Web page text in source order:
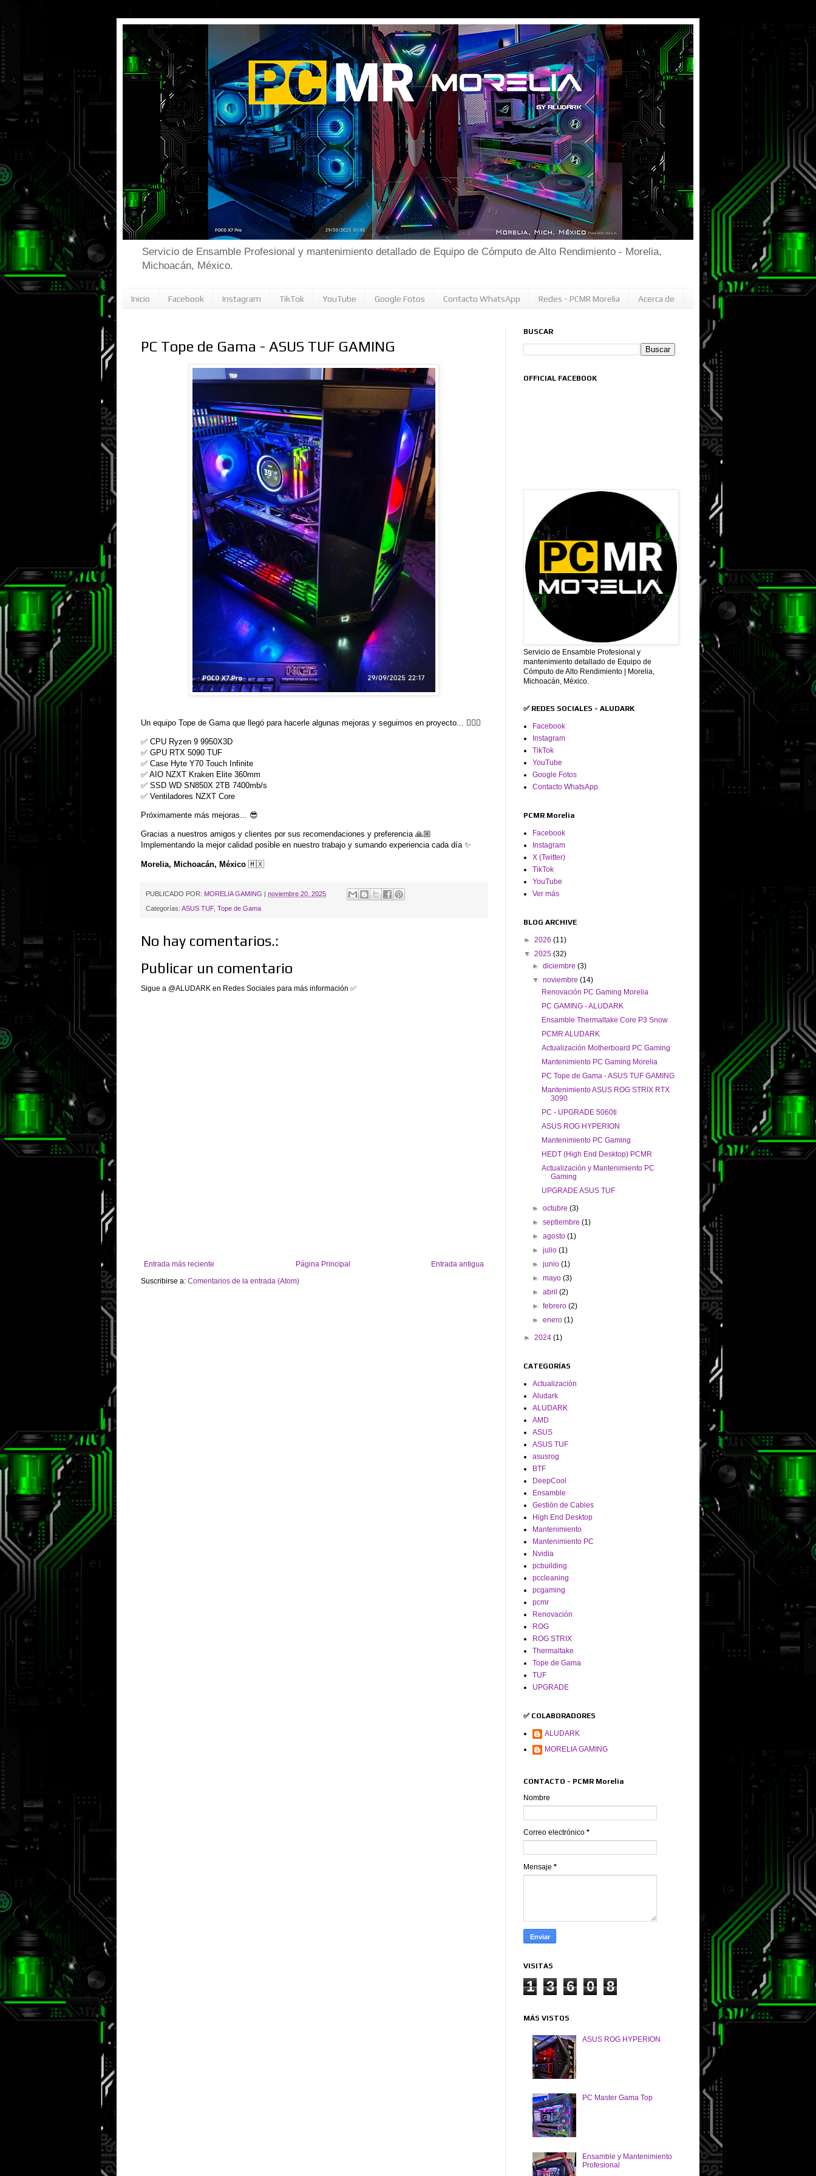
Servicio de Ensamble Profesional y mantenimiento detallado de Equipo de Cómputo de Alto Rendimiento - Morelia,
Michoacán, México.
Inicio Facebook Instagram TikTok YouTube Google Fotos Contacto WhatsApp Redes - PCMR Morelia Acerca de
PC Tope de Gama - ASUS TUF GAMING
Un equipo Tope de Gama que llegó para hacerle algunas mejoras y seguimos en proyecto... 👌🏼😌
✅ CPU Ryzen 9 9950X3D
✅ GPU RTX 5090 TUF
✅ Case Hyte Y70 Touch Infinite
✅ AIO NZXT Kraken Elite 360mm
✅ SSD WD SN850X 2TB 7400mb/s
✅ Ventiladores NZXT Core
Próximamente más mejoras... 😎
Gracias a nuestros amigos y clientes por sus recomendaciones y preferencia 🙏🏼
Implementando la mejor calidad posible en nuestro trabajo y sumando experiencia cada día ✨
Morelia, Michoacán, México 🇲🇽
PUBLICADO POR: MORELIA GAMING | noviembre 20, 2025
Categorías: ASUS TUF, Tope de Gama
No hay comentarios.:
Publicar un comentario
Sigue a @ALUDARK en Redes Sociales para más información ✅
Entrada más reciente Entrada antigua
Página Principal
Suscribirse a: Comentarios de la entrada (Atom)
BUSCAR
OFFICIAL FACEBOOK
Servicio de Ensamble Profesional y
mantenimiento detallado de Equipo de
Cómputo de Alto Rendimiento | Morelia,
Michoacán, México.
✅ REDES SOCIALES - ALUDARK
Facebook
Instagram
TikTok
YouTube
Google Fotos
Contacto WhatsApp
PCMR Morelia
Facebook
Instagram
X (Twitter)
TikTok
YouTube
Ver más
BLOG ARCHIVE
► 2026 (11)
▼ 2025 (32)
►diciembre(3)
▼noviembre(14)
Renovación PC Gaming Morelia
PC GAMING - ALUDARK
Ensamble Thermaltake Core P3 Snow
PCMR ALUDARK
Actualización Motherboard PC Gaming
Mantenimiento PC Gaming Morelia
PC Tope de Gama - ASUS TUF GAMING
Mantenimiento ASUS ROG STRIX RTX
3090
PC - UPGRADE 5060ti
ASUS ROG HYPERION
Mantenimiento PC Gaming
HEDT (High End Desktop) PCMR
Actualización y Mantenimiento PC
Gaming
UPGRADE ASUS TUF
►octubre(3)
►septiembre(1)
►agosto(1)
►julio(1)
►junio(1)
►mayo(3)
►abril(2)
►febrero(2)
►enero(1)
► 2024 (1)
CATEGORÍAS
Actualización
Aludark
ALUDARK
AMD
ASUS
ASUS TUF
asusrog
BTF
DeepCool
Ensamble
Gestión de Cables
High End Desktop
Mantenimiento
Mantenimiento PC
Nvidia
pcbuilding
pccleaning
pcgaming
pcmr
Renovación
ROG
ROG STRIX
Thermaltake
Tope de Gama
TUF
UPGRADE
✅ COLABORADORES
ALUDARK
MORELIA GAMING
CONTACTO - PCMR Morelia
Nombre
Correo electrónico *
Mensaje *
VISITAS
1 3 6 0 8
MÁS VISTOS
ASUS ROG HYPERION
PC Master Gama Top
Ensamble y Mantenimiento
Profesional